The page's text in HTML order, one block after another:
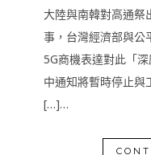
大陸與南韓對高通祭
事，台灣經濟部與公
5G商機表達對此「
中通知將暫時停止與
[…]…